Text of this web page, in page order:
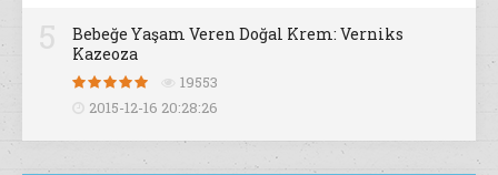
Bebeğe Yaşam Veren Doğal Krem: Verniks
Kazeoza
19553
2015-12-16 20:28:26